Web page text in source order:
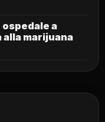
ospedale a
alla marijuana